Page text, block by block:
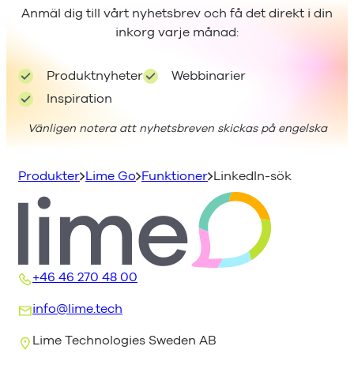
Anmäl dig till vårt nyhetsbrev och få det direkt i din
inkorg varje månad:
Produktnyheter
Webbinarier
Inspiration
Vänligen notera att nyhetsbreven skickas på engelska
Produkter Lime Go Funktioner LinkedIn-sök
+46 46 270 48 00
info@lime.tech
Lime Technologies Sweden AB